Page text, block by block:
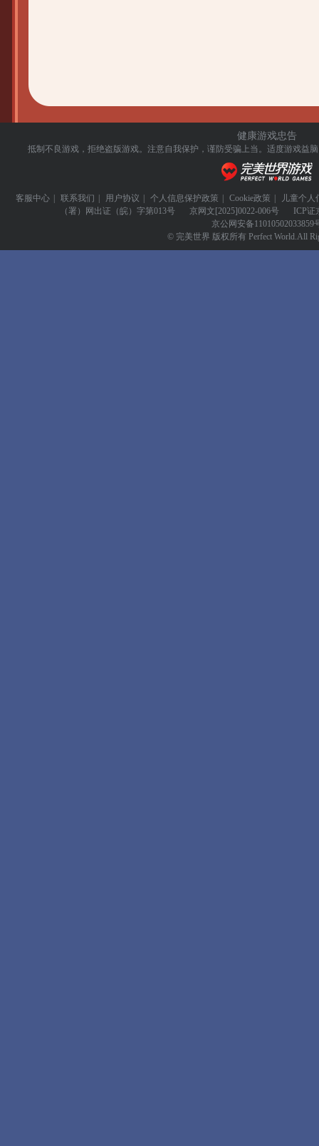
健康游戏忠告
抵制不良游戏，拒绝盗版游戏。注意自我保护，谨防受骗上当。 适度游戏益
客服中心 联系我们 用户协议 个人信息保护政策 Cookie政策
儿童个人
（署）网出证（皖）字第013号
京网文 [2025]0022-006号 ICP证
京公网安备11010502033859
© 完美世界 版权所有 Perfect World.All